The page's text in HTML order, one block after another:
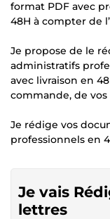
format PDF avec
48H à compter de
Je propose de le
administratifs
avec livraison en
commande, de
Je rédige vos
professionnels en
Je vais
lettres